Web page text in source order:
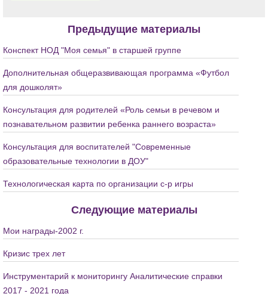
Предыдущие материалы
Конспект НОД "Моя семья" в старшей группе
Дополнительная общеразвивающая программа «Футбол
для дошколят»
Консультация для родителей «Роль семьи в речевом и
познавательном развитии ребенка раннего возраста»
Консультация для воспитателей "Современные
образовательные технологии в ДОУ"
Технологическая карта по организации с-р игры
Следующие материалы
Мои награды-2002 г.
Кризис трех лет
Инструментарий к мониторингу Аналитические справки
2017 - 2021 года